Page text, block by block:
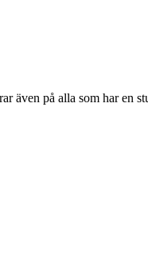
även på alla som har en